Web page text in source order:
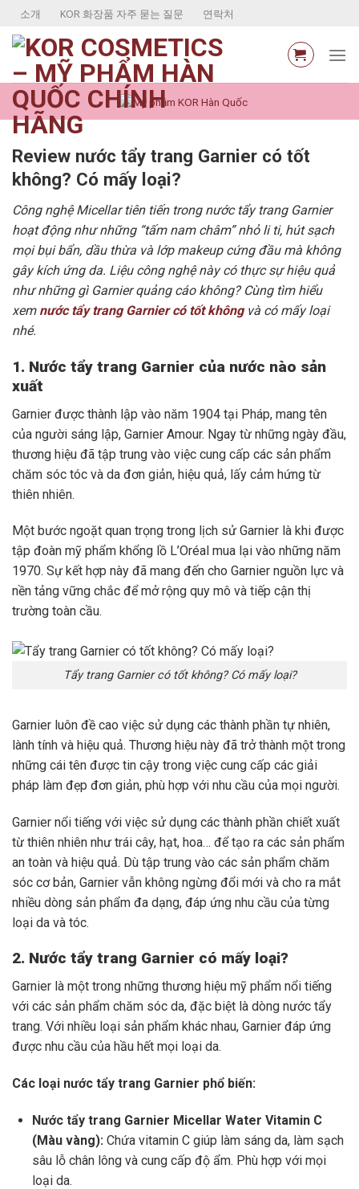
Skip
content
소개 KOR 화장품 자주 묻는 질문 연락처
Review nước tẩy trang Garnier có tốt
không? Có mấy loại?
Công nghệ Micellar tiên tiến trong nước tẩy trang Garnier
hoạt động như những “tấm nam châm” nhỏ li ti, hút sạch
mọi bụi bẩn, dầu thừa và lớp makeup cứng đầu mà không
gây kích ứng da. Liệu công nghệ này có thực sự hiệu quả
như những gì Garnier quảng cáo không? Cùng tìm hiểu
xem nước tẩy trang Garnier có tốt khôngvà có mấy loại
nhé.
1. Nước tẩy trang Garnier của nước nào sản
xuất
Garnier được thành lập vào năm 1904 tại Pháp, mang tên
của người sáng lập, Garnier Amour. Ngay từ những ngày đầu,
thương hiệu đã tập trung vào việc cung cấp các sản phẩm
chăm sóc tóc và da đơn giản, hiệu quả, lấy cảm hứng từ
thiên nhiên.
Một bước ngoặt quan trọng trong lịch sử Garnier là khi được
tập đoàn mỹ phẩm khổng lồ L’Oréal mua lại vào những năm
1970. Sự kết hợp này đã mang đến cho Garnier nguồn lực và
nền tảng vững chắc để mở rộng quy mô và tiếp cận thị
trường toàn cầu.
Tẩy trang Garnier có tốt không? Có mấy loại?
Garnier luôn đề cao việc sử dụng các thành phần tự nhiên,
lành tính và hiệu quả. Thương hiệu này đã trở thành một trong
những cái tên được tin cậy trong việc cung cấp các giải
pháp làm đẹp đơn giản, phù hợp với nhu cầu của mọi người.
Garnier nổi tiếng với việc sử dụng các thành phần chiết xuất
từ thiên nhiên như trái cây, hạt, hoa… để tạo ra các sản phẩm
an toàn và hiệu quả. Dù tập trung vào các sản phẩm chăm
sóc cơ bản, Garnier vẫn không ngừng đổi mới và cho ra mắt
nhiều dòng sản phẩm đa dạng, đáp ứng nhu cầu của từng
loại da và tóc.
2. Nước tẩy trang Garnier có mấy loại?
Garnier là một trong những thương hiệu mỹ phẩm nổi tiếng
với các sản phẩm chăm sóc da, đặc biệt là dòng nước tẩy
trang. Với nhiều loại sản phẩm khác nhau, Garnier đáp ứng
được nhu cầu của hầu hết mọi loại da.
Các loại nước tẩy trang Garnier phổ biến:
Nước tẩy trang Garnier Micellar Water Vitamin C
(Màu vàng): Chứa vitamin C giúp làm sáng da, làm sạch
sâu lỗ chân lông và cung cấp độ ẩm. Phù hợp với mọi
loại da.